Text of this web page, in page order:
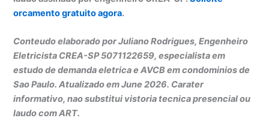
orcamento gratuito agora.
Conteudo elaborado por Juliano Rodrigues, Engenheiro
Eletricista CREA-SP 5071122659, especialista em
estudo de demanda eletrica e AVCB em condominios de
Sao Paulo. Atualizado em June 2026. Carater
informativo, nao substitui vistoria tecnica presencial ou
laudo com ART.